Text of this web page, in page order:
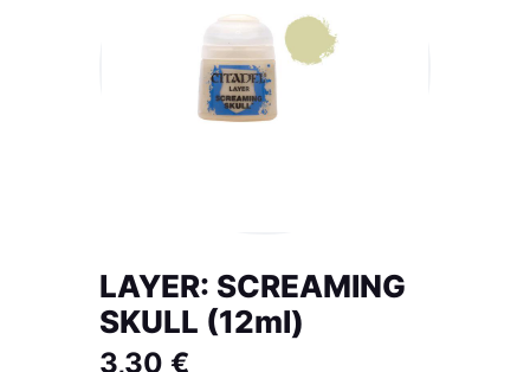
LAYER: SCREAMING
SKULL (12ml)
3,30 €